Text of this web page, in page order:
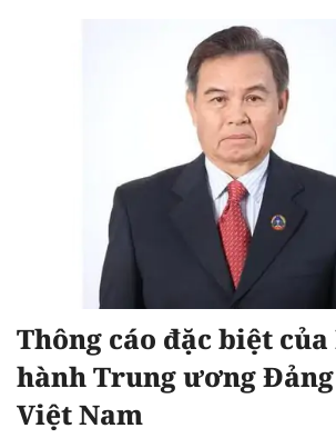
Thông cáo đặc biệt của
hành Trung ương Đảng
Việt Nam